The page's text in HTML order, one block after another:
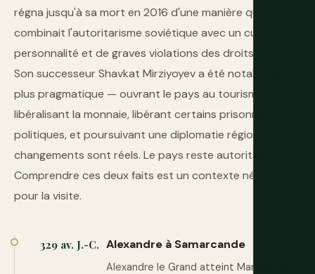
régna jusqu'à sa mort en 2016 d'une manière qui
combinait l'autoritarisme soviétique avec un culte de la
personnalité et de graves violations des droits humains.
Son successeur Shavkat Mirziyoyev a été notablement
plus pragmatique — ouvrant le pays au tourisme,
libéralisant la monnaie, libérant certains prisonniers
politiques, et poursuivant une diplomatie régionale. Les
changements sont réels. Le pays reste autoritaire.
Comprendre ces deux faits est un contexte nécessaire
pour la visite.
329 av. J.-C. Alexandre à Samarcande
Alexandre le Grand atteint Marakanda